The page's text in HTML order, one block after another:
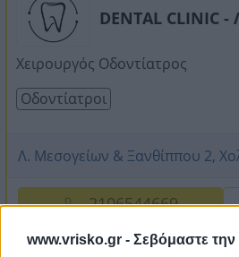
www.vrisko.gr - Σεβόμαστε την
DENTAL
Χειρουργός Οδοντίατρος
Οδοντίατροι
Λ. Μεσογείων & Ξανθίππου 2,
2106544669